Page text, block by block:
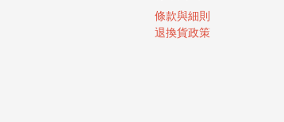
條款與細則
退換貨政策